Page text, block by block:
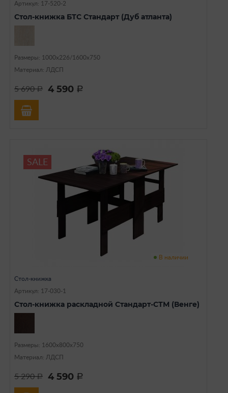
Артикул: 17-520-2
Стол-книжка БТС Стандарт (Дуб атланта)
Размеры: 1000х226/1600х750
Материал: ЛДСП
5 690a 4 590 a
SALE
В наличии
Стол-книжка
Артикул: 17-030-1
Стол-книжка раскладной Стандарт-СТМ (Венге)
Размеры: 1600х800х750
Материал: ЛДСП
5 290a 4 590 a